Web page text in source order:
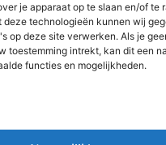
je apparaat op te slaan en/of te
deze technologieën kunnen wij
op deze site verwerken. Als je
toestemming intrekt, kan dit een
functies en mogelijkheden.